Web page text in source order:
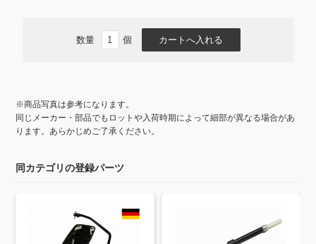
数量 個
※商品写真は参考になります。
同じメーカー・部品でもロットや入荷時期によって細部が異なる場合があ
ります。あらかじめご了承ください。
同カテゴリの登録パーツ